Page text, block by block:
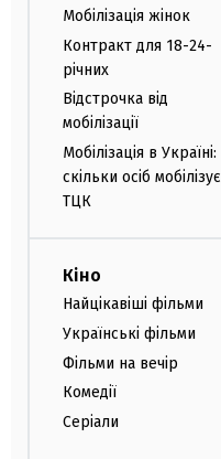
Мобілізація жінок
Контракт для 18-24-
річних
Відстрочка від
мобілізації
Мобілізація в Україні:
скільки осіб мобілізує
ТЦК
Кіно
Найцікавіші фільми
Українські фільми
Фільми на вечір
Комедії
Серіали